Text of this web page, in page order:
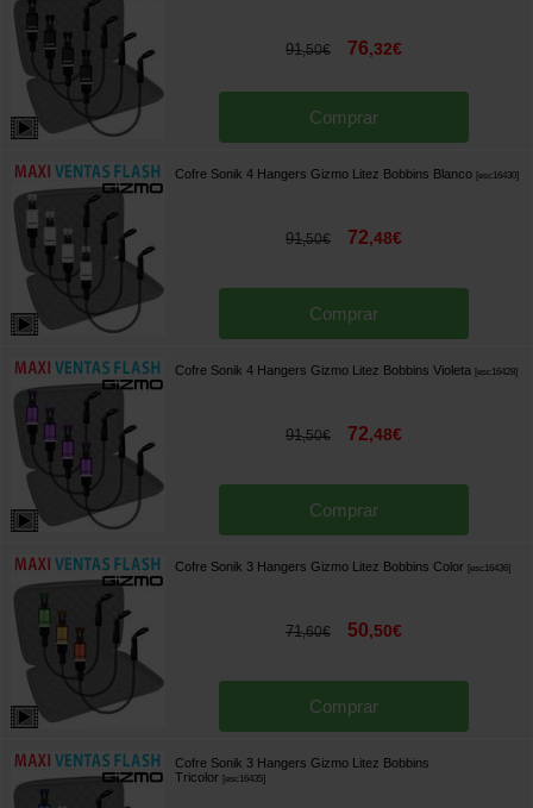
91,50€ 76,32€
Comprar
Cofre Sonik 4 Hangers Gizmo Litez Bobbins Blanco [esc16430]
91,50€ 72,48€
Comprar
Cofre Sonik 4 Hangers Gizmo Litez Bobbins Violeta [esc16428]
91,50€ 72,48€
Comprar
Cofre Sonik 3 Hangers Gizmo Litez Bobbins Color [esc16436]
71,60€ 50,50€
Comprar
Cofre Sonik 3 Hangers Gizmo Litez Bobbins
Tricolor [esc16435]